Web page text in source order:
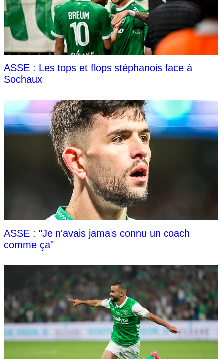
ASSE : Les tops et flops stéphanois face à
Sochaux
ASSE : "Je n'avais jamais connu un coach
comme ça"